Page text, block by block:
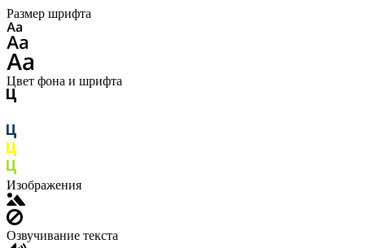
Размер шрифта
Цвет фона и шрифта
Изображения
Озвучивание текста